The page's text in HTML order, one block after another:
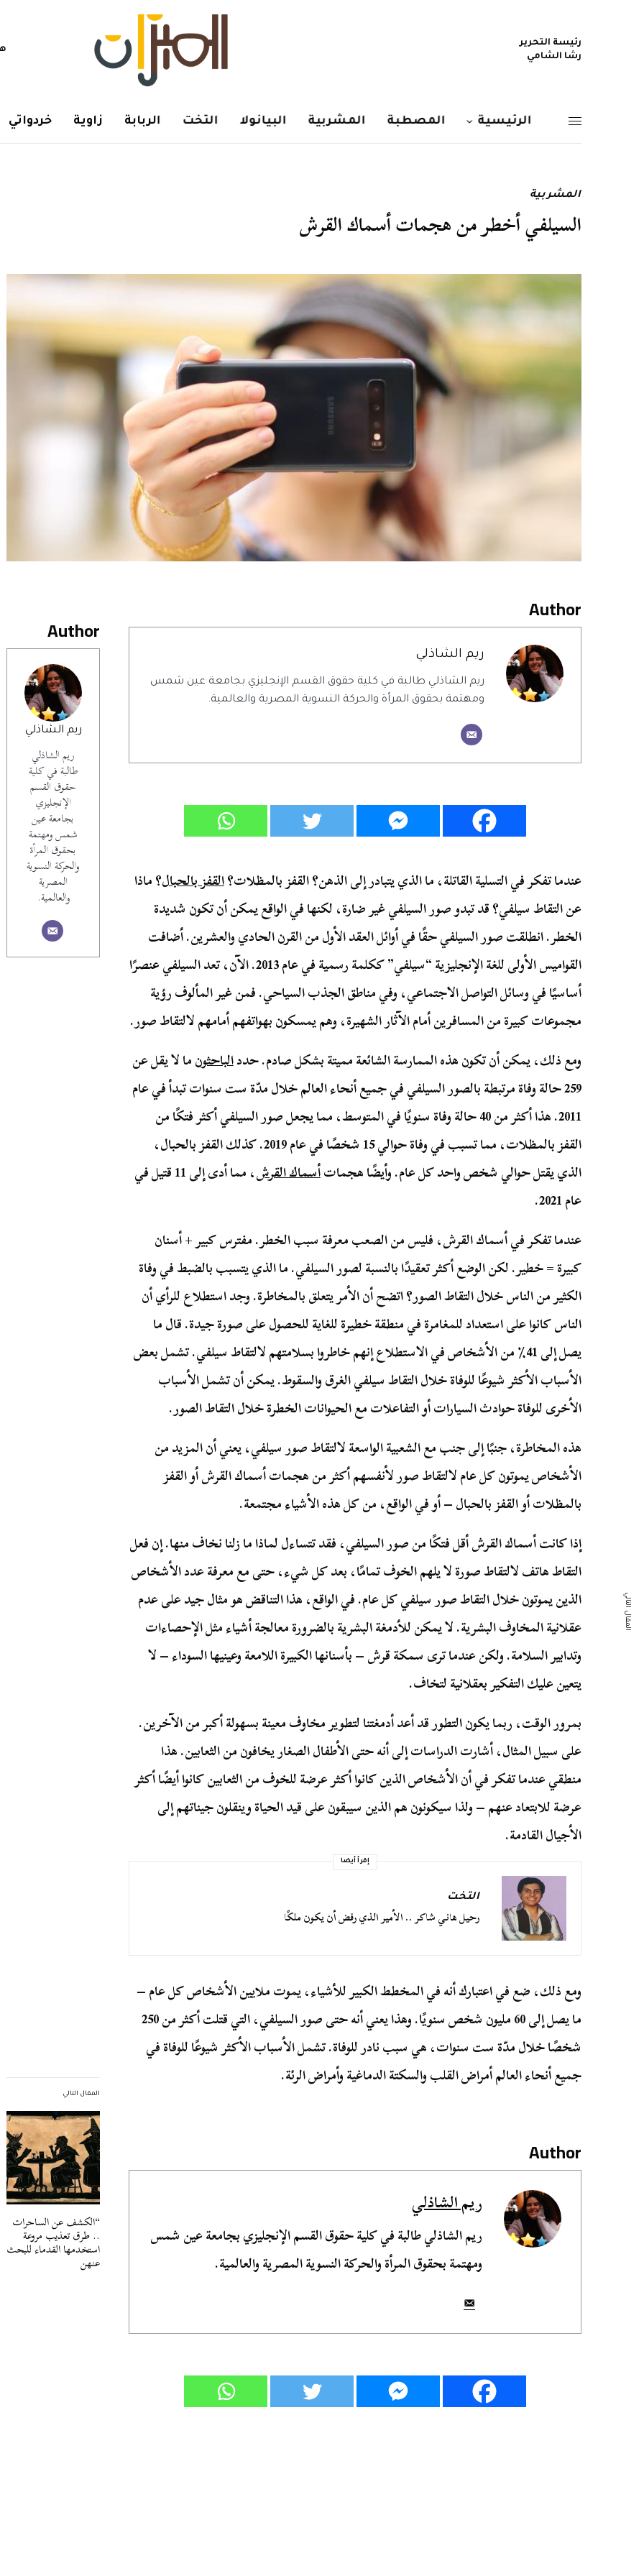
رئيسة التحرير
رشا الشامي
الرئيسية المصطبة المشربية البيانولا التخت الربابة زاوية خردواتي
المشربية
السيلفي أخطر من هجمات أسماك القرش
Author
ريم الشاذلي
ريم الشاذلي
طالبة في كلية
حقوق القسم
الإنجليزي
بجامعة عين
شمس ومهتمة
بحقوق المرأة
والحركة النسوية
المصرية
والعالمية.
المقال التالي
“الكشف عن الساحرات
.. طرق تعذيب مروعة
استخدمها القدماء للبحث
عنهن
Author
ريم الشاذلي
ريم الشاذلي طالبة في كلية حقوق القسم الإنجليزي بجامعة عين شمس
ومهتمة بحقوق المرأة والحركة النسوية المصرية والعالمية.
عندما تفكر في التسلية القاتلة، ما الذي يتبادر إلى الذهن؟ القفز بالمظلات؟القفز بالحبال؟ ماذا
عن التقاط سيلفي؟ قد تبدو صور السيلفي غير ضارة، لكنها في الواقع يمكن أن تكون شديدة
الخطر. انطلقت صور السيلفي حقًا في أوائل العقد الأول من القرن الحادي والعشرين. أضافت
القواميس الأولى للغة الإنجليزية “سيلفي” ككلمة رسمية في عام 2013. الآن، تعد السيلفي عنصرًا
أساسيًا في وسائل التواصل الاجتماعي، وفي مناطق الجذب السياحي. فمن غير المألوف رؤية
مجموعات كبيرة من المسافرين أمام الآثار الشهيرة، وهم يمسكون بهواتفهم أمامهم لالتقاط صور.
ومع ذلك، يمكن أن تكون هذه الممارسة الشائعة مميتة بشكل صادم. حددالباحثونما لا يقل عن
259 حالة وفاة مرتبطة بالصور السيلفي في جميع أنحاء العالم خلال مدّة ست سنوات تبدأ في عام
2011. هذا أكثر من 40 حالة وفاة سنويًا في المتوسط، مما يجعل صور السيلفي أكثر فتكًا من
القفز بالمظلات، مما تسبب في وفاة حوالي 15 شخصًا في عام 2019. كذلك القفز بالحبال،
الذي يقتل حوالي شخص واحد كل عام. وأيضًا هجماتأسماك القرش
، مما أدى إلى 11 قتيل في
عام 2021.
عندما تفكر في أسماك القرش، فليس من الصعب معرفة سبب الخطر. مفترس كبير + أسنان
كبيرة = خطير. لكن الوضع أكثر تعقيدًا بالنسبة لصور السيلفي. ما الذي يتسبب بالضبط في وفاة
الكثير من الناس خلال التقاط الصور؟ اتضح أن الأمر يتعلق بالمخاطرة. وجد استطلاع للرأي أن
الناس كانوا على استعداد للمغامرة في منطقة خطيرة للغاية للحصول على صورة جيدة. قال ما
يصل إلى 41٪ من الأشخاص في الاستطلاع إنهم خاطروا بسلامتهم لالتقاط سيلفي. تشمل بعض
الأسباب الأكثر شيوعًا للوفاة خلال التقاط سيلفي الغرق والسقوط. يمكن أن تشمل الأسباب
الأخرى للوفاة حوادث السيارات أو التفاعلات مع الحيوانات الخطرة خلال التقاط الصور.
هذه المخاطرة، جنبًا إلى جنب مع الشعبية الواسعة لالتقاط صور سيلفي، يعني أن المزيد من
الأشخاص يموتون كل عام لالتقاط صور لأنفسهم أكثر من هجمات أسماك القرش أو القفز
بالمظلات أو القفز بالحبال – أو في الواقع، من كل هذه الأشياء مجتمعة.
إذا كانت أسماك القرش أقل فتكًا من صور السيلفي، فقد تتساءل لماذا ما زلنا نخاف منها. إن فعل
التقاط هاتف لالتقاط صورة لا يلهم الخوف تمامًا، بعد كل شيء، حتى مع معرفة عدد الأشخاص
الذين يموتون خلال التقاط صور سيلفي كل عام. في الواقع، هذا التناقض هو مثال جيد على عدم
عقلانية المخاوف البشرية. لا يمكن للأدمغة البشرية بالضرورة معالجة أشياء مثل الإحصاءات
وتدابير السلامة. ولكن عندما ترى سمكة قرش – بأسنانها الكبيرة اللامعة وعينيها السوداء – لا
يتعين عليك التفكير بعقلانية لتخاف.
بمرور الوقت، ربما يكون التطور قد أعد أدمغتنا لتطوير مخاوف معينة بسهولة أكبر من الآخرين.
على سبيل المثال، أشارت الدراسات إلى أنه حتى الأطفال الصغار يخافون من الثعابين. هذا
منطقي عندما تفكر في أن الأشخاص الذين كانوا أكثر عرضة للخوف من الثعابين كانوا أيضًا أكثر
عرضة للابتعاد عنهم – ولذا سيكونون هم الذين سيبقون على قيد الحياة وينقلون جيناتهم إلى
الأجيال القادمة.
إقرأ أيضا
التخت
رحيل هاني شاكر .. الأمير الذي رفض أن يكون ملكًا
ومع ذلك، ضع في اعتبارك أنه في المخطط الكبير للأشياء، يموت ملايين الأشخاص كل عام –
ما يصل إلى 60 مليون شخص سنويًا. وهذا يعني أنه حتى صور السيلفي، التي قتلت أكثر من 250
شخصًا خلال مدّة ست سنوات، هي سبب نادر للوفاة. تشمل الأسباب الأكثر شيوعًا للوفاة في
جميع أنحاء العالم أمراض القلب والسكتة الدماغية وأمراض الرئة.
Author
ريم الشاذلي
ريم الشاذلي طالبة في كلية حقوق القسم الإنجليزي بجامعة عين شمس
ومهتمة بحقوق المرأة والحركة النسوية المصرية والعالمية.
المقال التالي